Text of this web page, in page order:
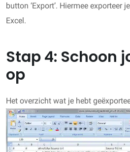
button ‘Export’. Hiermee exporteer
Excel.
Stap 4: Schoon
op
Het overzicht wat je hebt